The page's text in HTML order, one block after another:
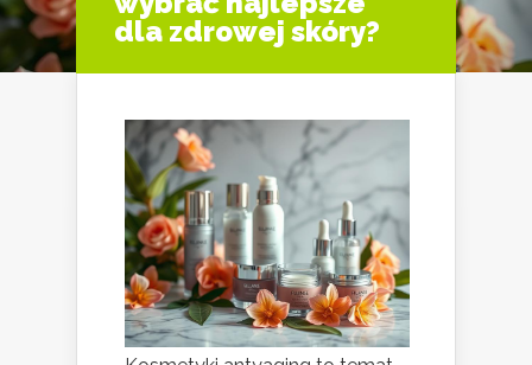
dla zdrowej skóry?